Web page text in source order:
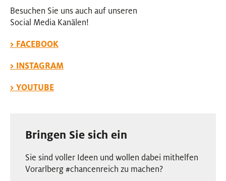
Besuchen Sie uns auch auf unseren
Social Media Kanälen!
> FACEBOOK
> INSTAGRAM
> YOUTUBE
Bringen Sie sich ein
Sie sind voller Ideen und wollen dabei mithelfen
Vorarlberg #chancenreich zu machen?